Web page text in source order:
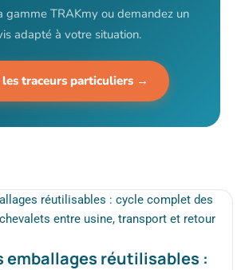
gamme TRAKmy ou demandez un
adapté à votre situation.
traceurs particuliers →
emballages réutilisables :